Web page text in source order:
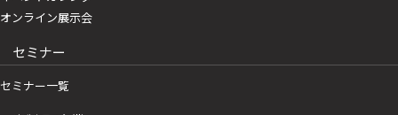
オンライン展示会
セミナー
セミナー一覧